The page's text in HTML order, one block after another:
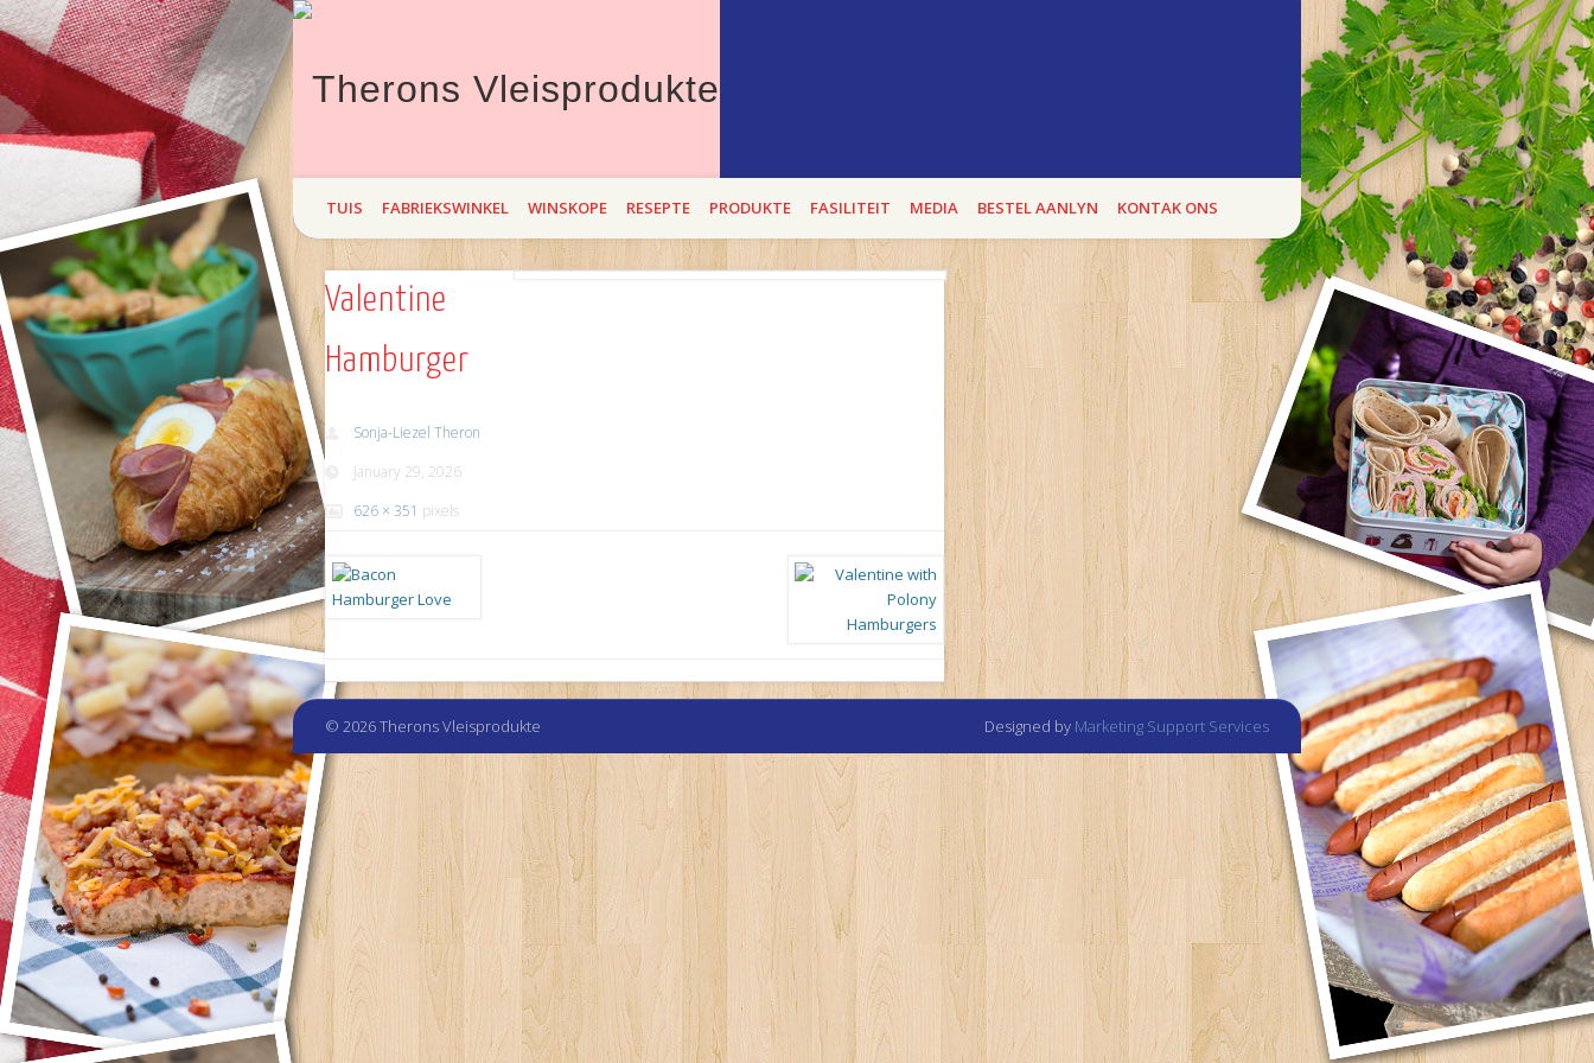
Theron`s Vleisprodukte bied hierdie Lente die beste "entstof" teen bitterbek tye. Met Theron`s se BEROEMDE BOEREWORS BONANZA, kan jy heel
maand Braai! Kom maak `n draai op 2,3 en 4 SEptember 2021!
TUIS FABRIEKSWINKEL WINSKOPE RESEPTE PRODUKTE FASILITEIT MEDIA BESTEL AANLYN KONTAK ONS
Valentine
Hamburger
Sonja-Liezel Theron
January 29, 2026
626 × 351 pixels
© 2026 Therons Vleisprodukte Designed by Marketing Support Services